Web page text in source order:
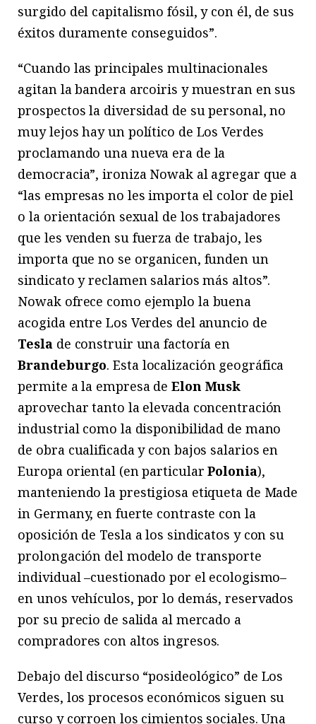
surgido del capitalismo fósil, y con él, de sus
éxitos duramente conseguidos”.
“Cuando las principales multinacionales
agitan la bandera arcoiris y muestran en sus
prospectos la diversidad de su personal, no
muy lejos hay un político de Los Verdes
proclamando una nueva era de la
democracia”, ironiza Nowak al agregar que a
“las empresas no les importa el color de piel
o la orientación sexual de los trabajadores
que les venden su fuerza de trabajo, les
importa que no se organicen, funden un
sindicato y reclamen salarios más altos”.
Nowak ofrece como ejemplo la buena
acogida entre Los Verdes del anuncio de
Teslade construir una factoría en
Brandeburgo. Esta localización geográfica
permite a la empresa deElon Musk
aprovechar tanto la elevada concentración
industrial como la disponibilidad de mano
de obra cualificada y con bajos salarios en
Europa oriental (en particularPolonia),
manteniendo la prestigiosa etiqueta de Made
in Germany, en fuerte contraste con la
oposición de Tesla a los sindicatos y con su
prolongación del modelo de transporte
individual –cuestionado por el ecologismo–
en unos vehículos, por lo demás, reservados
por su precio de salida al mercado a
compradores con altos ingresos.
Debajo del discurso “posideológico” de Los
Verdes, los procesos económicos siguen su
curso y corroen los cimientos sociales. Una